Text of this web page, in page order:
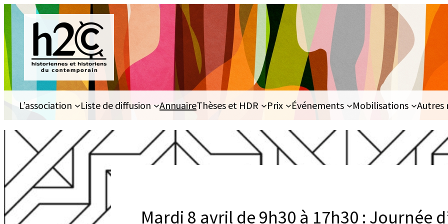
Aller
au
contenu
L’association Liste de diffusion AnnuaireThèses et HDR Prix Événements Mobilisations Autres
Mardi 8 avril de 9h30 à 17h30 : Journée